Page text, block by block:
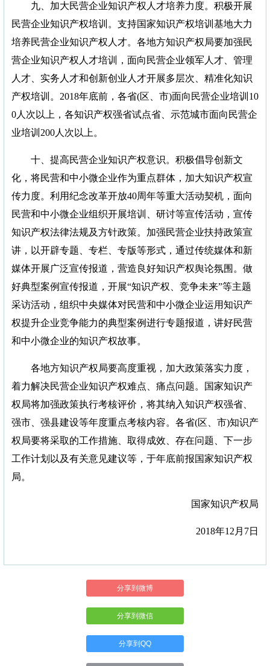
九、加大民营企业知识产权人才培养力度。积极开展
民营企业知识产权培训。支持国家知识产权培训基地大力
培养民营企业知识产权人才。各地方知识产权局要加强民
营企业知识产权人才培训，面向民营企业领军人才、管理
人才、实务人才和创新创业人才开展多层次、精准化知识
产权培训。2018年底前，各省(区、市)面向民营企业培训10
0人次以上，各知识产权强省试点省、示范城市面向民营企
业培训200人次以上。
十、提高民营企业知识产权意识。积极倡导创新文
化，将民营和中小微企业作为重点群体，加大知识产权宣
传力度。利用纪念改革开放40周年等重大活动契机，面向
民营和中小微企业组织开展培训、研讨等宣传活动，宣传
知识产权法律法规及方针政策。加强民营企业扶持政策宣
讲，以开辟专题、专栏、专版等形式，通过传统媒体和新
媒体开展广泛宣传报道，营造良好知识产权舆论氛围。做
好典型案例宣传报道，开展“知识产权、竞争未来”等主题
采访活动，组织中央媒体对民营和中小微企业运用知识产
权提升企业竞争能力的典型案例进行专题报道，讲好民营
和中小微企业的知识产权故事。
各地方知识产权局要高度重视，加大政策落实力度，
着力解决民营企业知识产权难点、痛点问题。国家知识产
权局将加强政策执行考核评价，将其纳入知识产权强省、
强市、强县建设等年度重点考核内容。各省(区、市)知识产
权局要将采取的工作措施、取得成效、存在问题、下一步
工作计划以及有关意见建议等，于年底前报国家知识产权
局。
国家知识产权局
2018年12月7日
分享到微博
分享到微信
分享到QQ